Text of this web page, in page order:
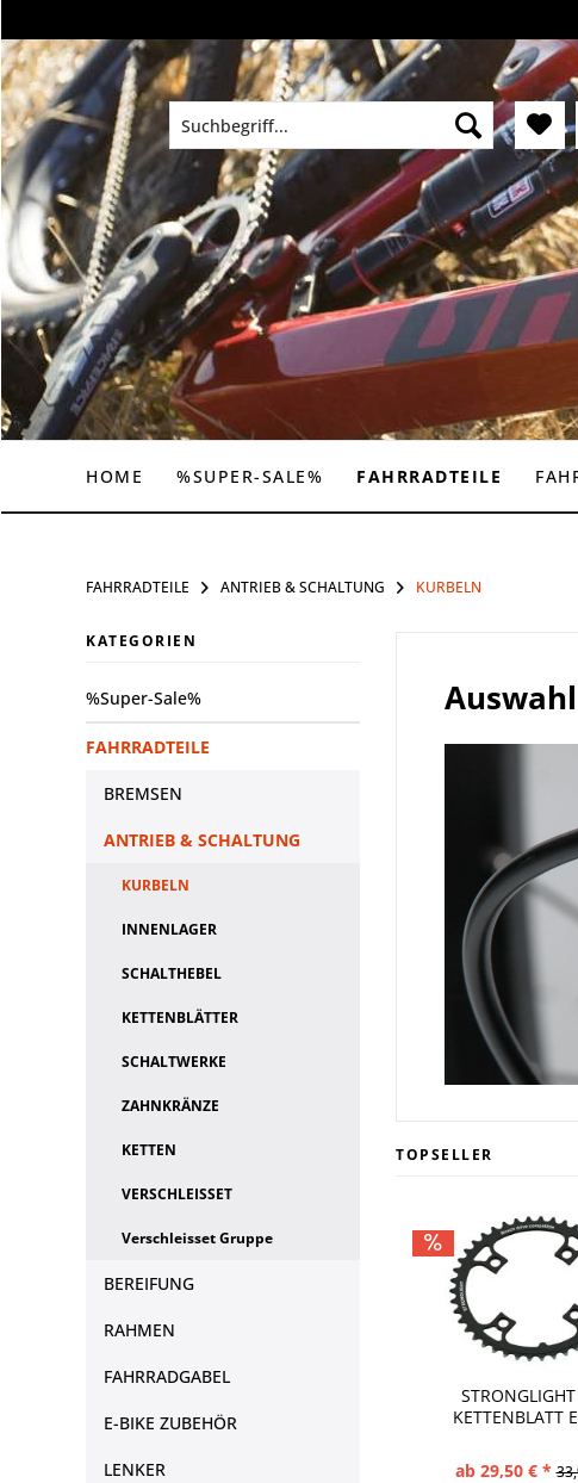
HOME %SUPER-SALE% FAHRRADTEILE
FAHRRADTEILE ANTRIEB & SCHALTUNG KURBELN
KATEGORIEN
%Super-Sale%
FAHRRADTEILE
BREMSEN
ANTRIEB & SCHALTUNG
KURBELN
INNENLAGER
SCHALTHEBEL
KETTENBLÄTTER
SCHALTWERKE
ZAHNKRÄNZE
KETTEN
VERSCHLEISSET
Verschleisset Gruppe
BEREIFUNG
RAHMEN
FAHRRADGABEL
E-BIKE ZUBEHÖR
LENKER
TOPSELLER
KETTENBLATT
ab 29,50 € *